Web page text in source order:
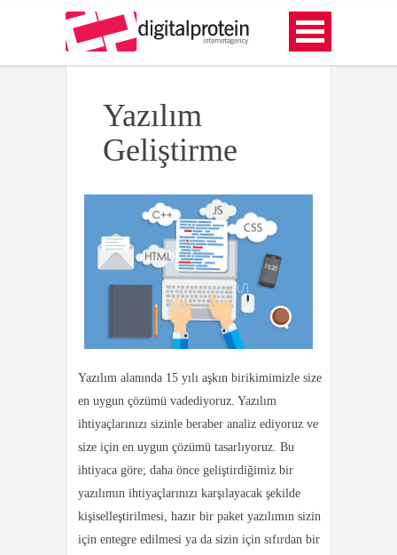
Yazılım
Geliştirme
Yazılım alanında 15 yılı aşkın birikimimizle size
en uygun çözümü vadediyoruz. Yazılım
ihtiyaçlarınızı sizinle beraber analiz ediyoruz ve
size için en uygun çözümü tasarlıyoruz. Bu
ihtiyaca göre; daha önce geliştirdiğimiz bir
yazılımın ihtiyaçlarınızı karşılayacak şekilde
kişiselleştirilmesi, hazır bir paket yazılımın sizin
için entegre edilmesi ya da sizin için sıfırdan bir